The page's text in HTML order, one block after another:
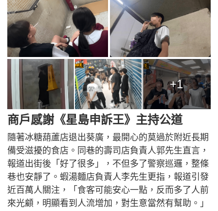
+1
商戶感謝《星島申訴王》主持公道
隨著冰糖葫蘆店退出葵廣，最開心的莫過於附近長期
備受滋擾的食店。同巷的壽司店負責人郭先生直言，
報道出街後「好了很多」，不但多了警察巡邏，整條
巷也安靜了。蝦湯麵店負責人李先生更指，報道引發
近百萬人關注，「食客可能安心一點，反而多了人前
來光顧，明顯看到人流增加，對生意當然有幫助。」